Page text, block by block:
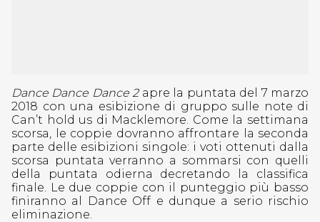
Dance Dance Dance 2apre la puntata del 7 marzo
2018 con una esibizione di gruppo sulle note di
Can’t hold us di Macklemore. Come la settimana
scorsa, le coppie dovranno affrontare la seconda
parte delle esibizioni singole: i voti ottenuti dalla
scorsa puntata verranno a sommarsi con quelli
della puntata odierna decretando la classifica
finale. Le due coppie con il punteggio più basso
finiranno al Dance Off e dunque a serio rischio
eliminazione.